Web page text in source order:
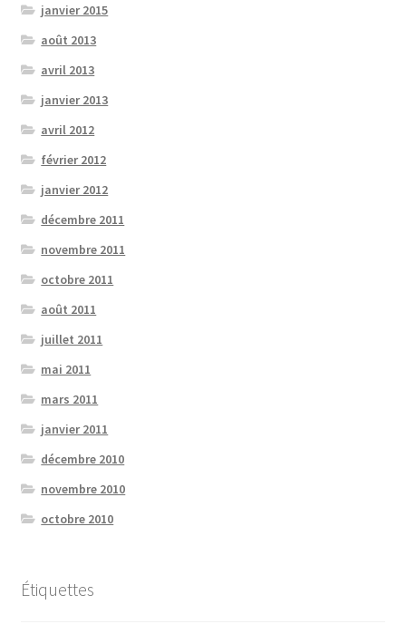
janvier 2015
août 2013
avril 2013
janvier 2013
avril 2012
février 2012
janvier 2012
décembre 2011
novembre 2011
octobre 2011
août 2011
juillet 2011
mai 2011
mars 2011
janvier 2011
décembre 2010
novembre 2010
octobre 2010
Étiquettes